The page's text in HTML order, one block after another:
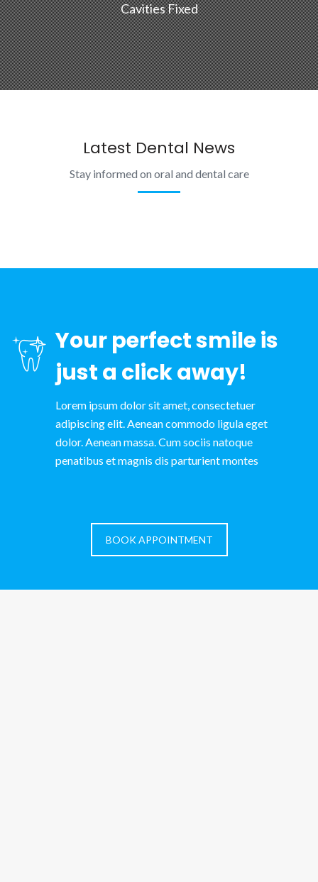
Cavities Fixed
Latest Dental News
Stay informed on oral and dental care
Your perfect smile is
just a click away!
Lorem ipsum dolor sit amet, consectetuer
adipiscing elit. Aenean commodo ligula eget
dolor. Aenean massa. Cum sociis natoque
penatibus et magnis dis parturient montes
BOOK APPOINTMENT